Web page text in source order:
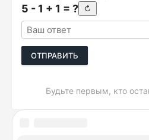
5 - 1 + 1 = ? ↻
ОТПРАВИТЬ
Будьте первым, кто